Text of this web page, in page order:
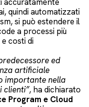
quindi automatizzati
si può estendere il
a processi più
costi di
ed
artificiale
importante nella
clienti”, ha dichiarato
Program e Cloud